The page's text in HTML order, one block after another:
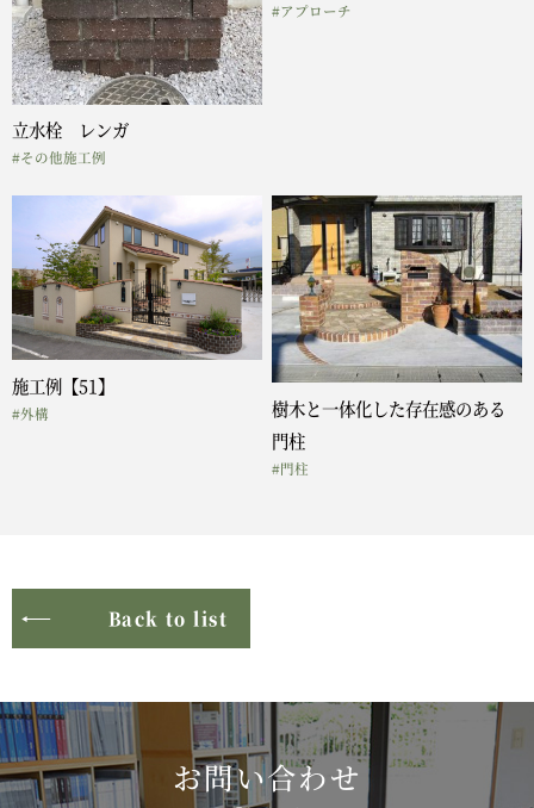
立水栓 レンガ
#その他施工例
#アプローチ
施工例【51】
#外構
樹木と一体化した存在感のある
門柱
#門柱
Back to list
お問い合わせ